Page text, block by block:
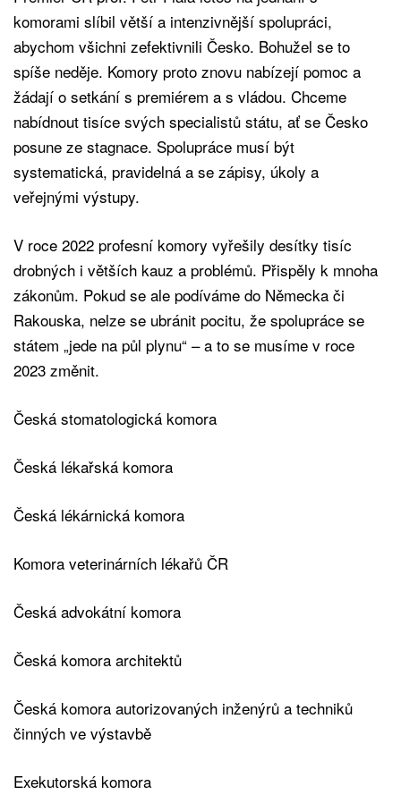
komorami slíbil větší a intenzivnější spolupráci,
abychom všichni zefektivnili Česko. Bohužel se to
spíše neděje. Komory proto znovu nabízejí pomoc a
žádají o setkání s premiérem a s vládou. Chceme
nabídnout tisíce svých specialistů státu, ať se Česko
posune ze stagnace. Spolupráce musí být
systematická, pravidelná a se zápisy, úkoly a
veřejnými výstupy.
V roce 2022 profesní komory vyřešily desítky tisíc
drobných i větších kauz a problémů. Přispěly k mnoha
zákonům. Pokud se ale podíváme do Německa či
Rakouska, nelze se ubránit pocitu, že spolupráce se
státem „jede na půl plynu“ – a to se musíme v roce
2023 změnit.
Česká stomatologická komora
Česká lékařská komora
Česká lékárnická komora
Komora veterinárních lékařů ČR
Česká advokátní komora
Česká komora architektů
Česká komora autorizovaných inženýrů a techniků
činných ve výstavbě
Exekutorská komora